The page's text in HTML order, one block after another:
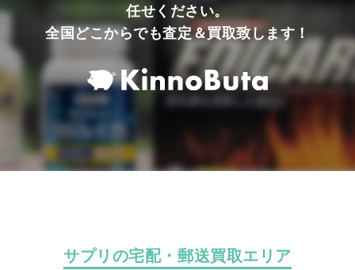
任せください。
全国どこからでも査定＆買取致します！
サプリの宅配・郵送買取エリア